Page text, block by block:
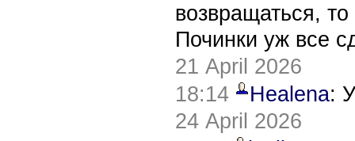
возвращаться,
Починки уж все
21 April 2026
18:14
Healena:
24 April 2026